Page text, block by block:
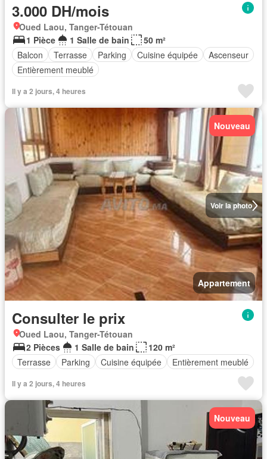
3.000 DH/mois
Oued Laou, Tanger-Tétouan
1 Pièce
1 Salle de bain
50 m²
Balcon
Terrasse Parking Cuisine équipée
Ascenseur
Entièrement meublé
Il y a 2 jours, 4 heures
Voir la photo
Nouveau
Appartement
Consulter le prix
Oued Laou, Tanger-Tétouan
2 Pièces
1 Salle de bain
120 m²
Terrasse
Parking Cuisine équipée Entièrement meublé
Il y a 2 jours, 4 heures
Nouveau